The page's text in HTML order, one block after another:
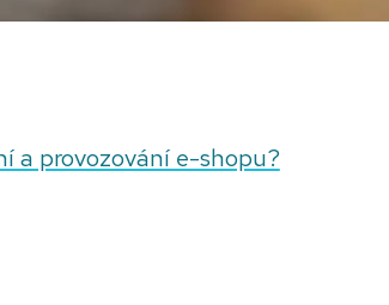
a provozování e-shopu?